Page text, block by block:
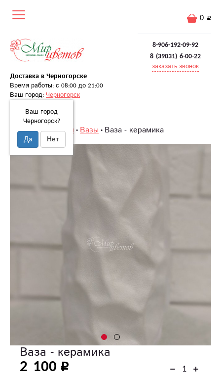
8-906-192-09-92
8 (39031) 6-00-22
заказать звонок
Доставка в Черногорске
Время работы: с 08:00 до 21:00
Ваш город: Черногорск
Ваш город
Черногорск?
Да Нет
0
Главная Подарки Вазы Ваза - керамика
Ваза - керамика
2 100